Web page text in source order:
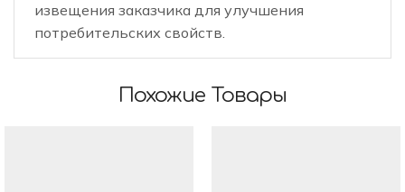
извещения заказчика для улучшения
потребительских свойств.
Похожие Товары